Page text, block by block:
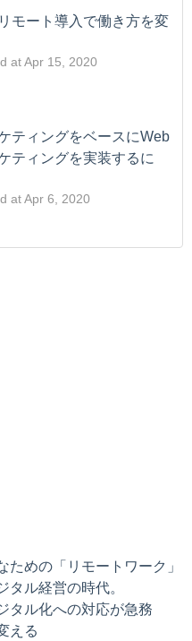
モート導入で働き方を変
atApr 15, 2020
ティングをベースにWeb
ティングを実装するに
atApr 6, 2020
めの「リモートワーク」
ングする
る
く、効果性を追求するシ
ムダ」であるとの調査結
ル経営の時代。
か？完全無料の戦略的
めの「リモートワーク」
タル経営の時代。
タル化への対応が急務
える